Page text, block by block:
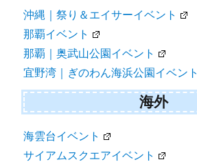
沖縄｜祭り＆エイサーイベント
那覇イベント
那覇｜奥武山公園イベント
宜野湾｜ぎのわん海浜公園イベント
海外
海雲台イベント
サイアムスクエアイベント